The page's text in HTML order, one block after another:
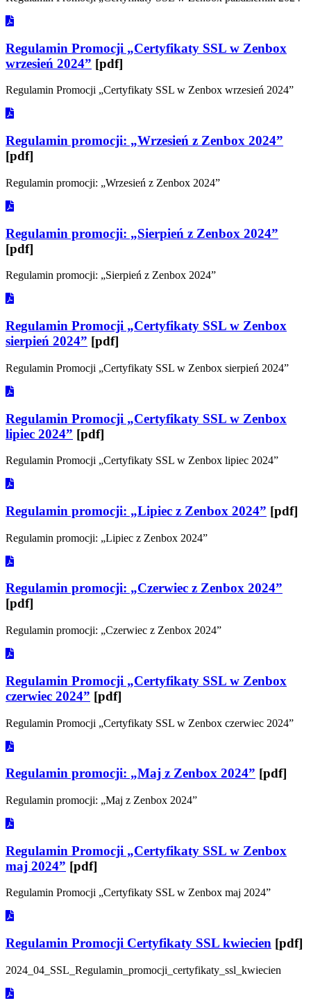
Regulamin Promocji „Certyfikaty SSL w Zenbox
wrzesień 2024” [pdf]
Regulamin Promocji „Certyfikaty SSL w Zenbox wrzesień 2024”
Regulamin promocji: „Wrzesień z Zenbox 2024”
[pdf]
Regulamin promocji: „Wrzesień z Zenbox 2024”
Regulamin promocji: „Sierpień z Zenbox 2024”
[pdf]
Regulamin promocji: „Sierpień z Zenbox 2024”
Regulamin Promocji „Certyfikaty SSL w Zenbox
sierpień 2024” [pdf]
Regulamin Promocji „Certyfikaty SSL w Zenbox sierpień 2024”
Regulamin Promocji „Certyfikaty SSL w Zenbox
lipiec 2024” [pdf]
Regulamin Promocji „Certyfikaty SSL w Zenbox lipiec 2024”
Regulamin promocji: „Lipiec z Zenbox 2024” [pdf]
Regulamin promocji: „Lipiec z Zenbox 2024”
Regulamin promocji: „Czerwiec z Zenbox 2024”
[pdf]
Regulamin promocji: „Czerwiec z Zenbox 2024”
Regulamin Promocji „Certyfikaty SSL w Zenbox
czerwiec 2024” [pdf]
Regulamin Promocji „Certyfikaty SSL w Zenbox czerwiec 2024”
Regulamin promocji: „Maj z Zenbox 2024” [pdf]
Regulamin promocji: „Maj z Zenbox 2024”
Regulamin Promocji „Certyfikaty SSL w Zenbox
maj 2024” [pdf]
Regulamin Promocji „Certyfikaty SSL w Zenbox maj 2024”
Regulamin Promocji Certyfikaty SSL kwiecien [pdf]
2024_04_SSL_Regulamin_promocji_certyfikaty_ssl_kwiecien